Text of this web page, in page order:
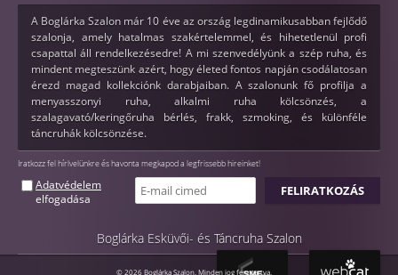
A Boglárka Szalon már 10 éve az ország legdinamikusabban fejlődő
szalonja, amely hatalmas szakértelemmel, és hihetetlenül profi
csapattal áll rendelkezésedre! A mi szenvedélyünk a szép ruha, és
mindent megteszünk azért, hogy életed fontos napján csodálatosan
érezd magad kollekciónk darabjaiban. A szalonunk fő profilja a
menyasszonyi ruha, alkalmi ruha kölcsönzés, a
szalagavató/keringőruha bérlés, frakk, szmoking, és különféle
táncruhák kölcsönzése.
Iratkozz fel hírlvelünkre és havonta megkapod a legfrissebb hireinket!
Adatvédelem
elfogadása
Boglárka Esküvői- és Táncruha Szalon
© 2026 Boglárka Szalon. Minden jog fenntartva.